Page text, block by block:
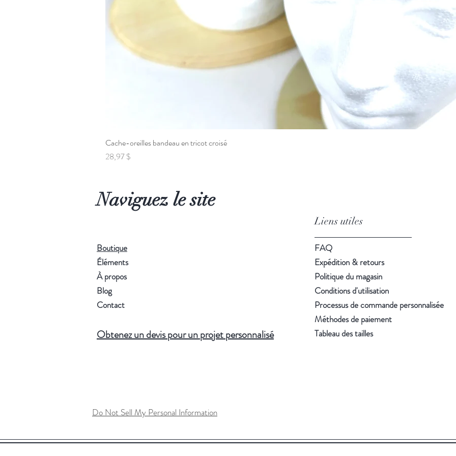
Cache-oreilles bandeau en tricot croisé
Prix
28,97 $
Naviguez le site
Liens utiles
Boutique
Éléments
À propos
Blog
Contact
Obtenez un devis pour un projet personnalisé
FAQ
Expédition & retours
Politique du magasin
Conditions d'utilisation
Processus de commande personnalisée
Méthodes de paiement
Tableau des tailles
Do Not Sell My Personal Information